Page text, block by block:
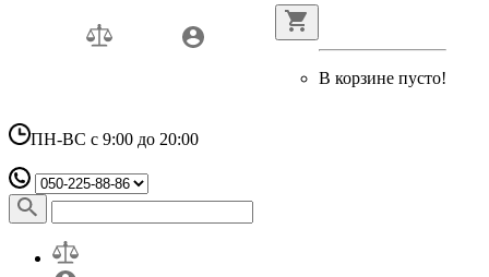
В корзине пусто!
ПН-ВС с 9:00 до 20:00